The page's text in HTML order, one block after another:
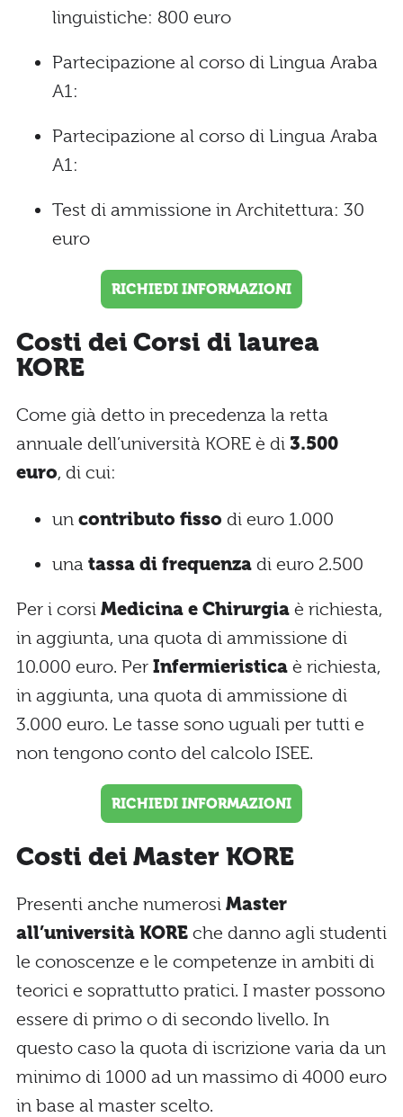
linguistiche: 800 euro
Partecipazione al corso di Lingua Araba
A1:
Partecipazione al corso di Lingua Araba
A1:
Test di ammissione in Architettura: 30
euro
RICHIEDI INFORMAZIONI
Costi dei Corsi di laurea
KORE
Come già detto in precedenza la retta
annuale dell’università KORE è di 3.500
euro, di cui:
un contributo fisso di euro 1.000
una tassa di frequenza di euro 2.500
Per i corsi Medicina e Chirurgia è richiesta,
in aggiunta, una quota di ammissione di
10.000 euro. Per Infermieristica è richiesta,
in aggiunta, una quota di ammissione di
3.000 euro. Le tasse sono uguali per tutti e
non tengono conto del calcolo ISEE.
RICHIEDI INFORMAZIONI
Costi dei Master KORE
Presenti anche numerosi Master
all’università KORE che danno agli studenti
le conoscenze e le competenze in ambiti di
teorici e soprattutto pratici. I master possono
essere di primo o di secondo livello. In
questo caso la quota di iscrizione varia da un
minimo di 1000 ad un massimo di 4000 euro
in base al master scelto.